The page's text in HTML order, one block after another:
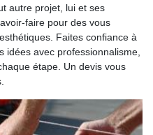
autre projet, lui et ses
faire pour des vous
Faites confiance à
idées avec professionnalisme,
étape. Un devis vous